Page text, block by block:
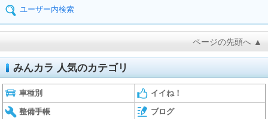
ユーザー内検索
ページの先頭へ ▲
みんカラ 人気のカテゴリ
車種別 イイね！
整備手帳 ブログ